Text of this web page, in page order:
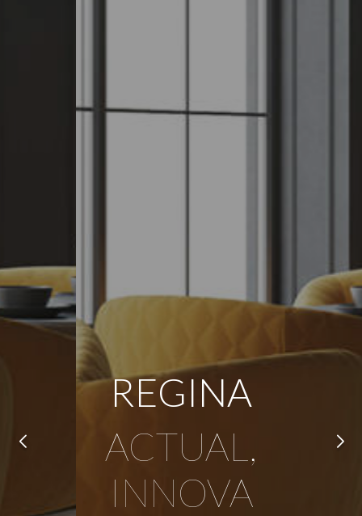
REGINA
ACTUAL,
INNOVA